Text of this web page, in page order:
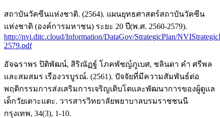
สถาบันวัคซีนแห่งชาติ. (2564). แผนยุทธศาสตร์สถาบันวัคซีน
แห่งชาติ (องค์การมหาชน) ระยะ 20 ปี(พ.ศ. 2560-2579).
http://nvi.ditc.cloud/Information/DataGov/StrategicPlan/
2579.pdf
อัจฉราพร ปิติพัฒน์, สิริณัฏฐ์ โภคพัชญ์ภูเบศ, ชลินดา คำ ศรีพล
และสมสมร เรืองวรบูรณ์. (2561). ปัจจัยที่มีความสัมพันธ์ต่อ
พฤติกรรมการส่งเสริมการเจริญเติบโตและพัฒนาการของผู้ดูแล
เด็กวัยเตาะแตะ. วารสารวิทยาลัยพยาบาลบรมราชชนนี
กรุงเทพ, 34(3), 1-10.